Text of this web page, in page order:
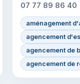
07 77 89 86 40
aménagement
agencement
agencement de
agencement de